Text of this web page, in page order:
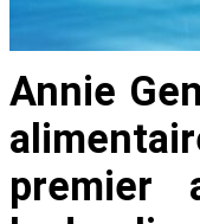
Annie
premier